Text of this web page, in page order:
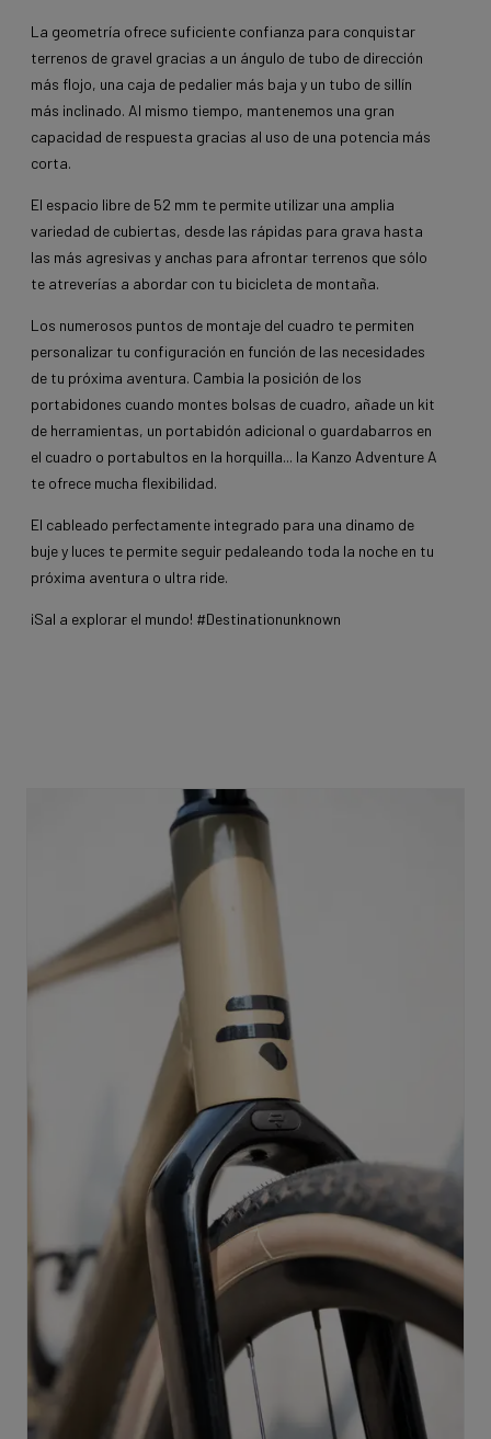
La geometría ofrece suficiente confianza para conquistar
terrenos de gravel gracias a un ángulo de tubo de dirección
más flojo, una caja de pedalier más baja y un tubo de sillín
más inclinado. Al mismo tiempo, mantenemos una gran
capacidad de respuesta gracias al uso de una potencia más
corta.
El espacio libre de 52 mm te permite utilizar una amplia
variedad de cubiertas, desde las rápidas para grava hasta
las más agresivas y anchas para afrontar terrenos que sólo
te atreverías a abordar con tu bicicleta de montaña.
Los numerosos puntos de montaje del cuadro te permiten
personalizar tu configuración en función de las necesidades
de tu próxima aventura. Cambia la posición de los
portabidones cuando montes bolsas de cuadro, añade un kit
de herramientas, un portabidón adicional o guardabarros en
el cuadro o portabultos en la horquilla... la Kanzo Adventure A
te ofrece mucha flexibilidad.
El cableado perfectamente integrado para una dinamo de
buje y luces te permite seguir pedaleando toda la noche en tu
próxima aventura o ultra ride.
¡Sal a explorar el mundo! #Destinationunknown